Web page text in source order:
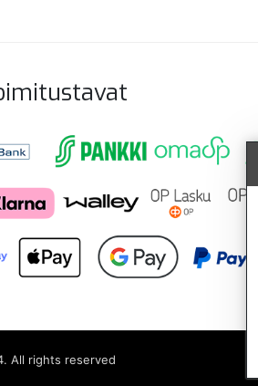
All rights reserved